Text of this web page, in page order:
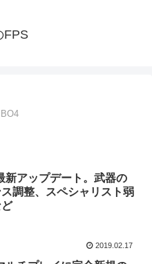
FPS
新アップデート。武器の
調整、スペシャリスト弱
2019.02.17